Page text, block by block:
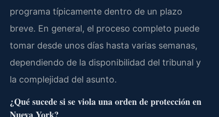
programa típicamente dentro de un plazo
breve. En general, el proceso completo puede
tomar desde unos días hasta varias semanas,
dependiendo de la disponibilidad del tribunal y
la complejidad del asunto.
¿Qué sucede si se viola una orden de protección en
Nueva York?